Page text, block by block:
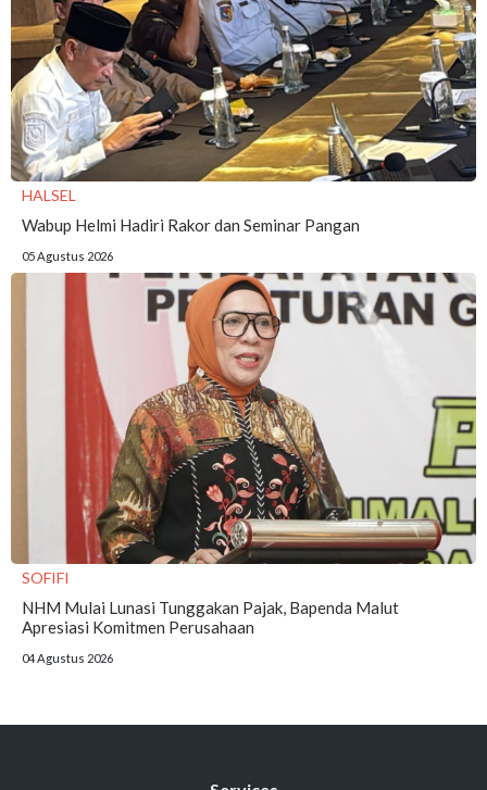
HALSEL
Wabup Helmi Hadiri Rakor dan Seminar Pangan
05 Agustus 2026
SOFIFI
NHM Mulai Lunasi Tunggakan Pajak, Bapenda Malut
Apresiasi Komitmen Perusahaan
04 Agustus 2026